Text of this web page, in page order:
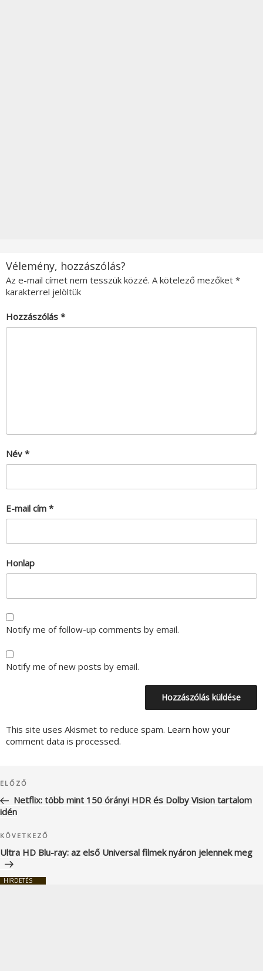
Vélemény, hozzászólás?
Az e-mail címet nem tesszük közzé. A kötelező mezőket *
karakterrel jelöltük
Hozzászólás *
Név *
E-mail cím *
Honlap
Notify me of follow-up comments by email.
Notify me of new posts by email.
This site uses Akismet to reduce spam. Learn how your
comment data is processed.
navigáció
Korábbi
bejegyzés
ELŐZŐ
Netflix: több mint 150 órányi HDR és Dolby Vision tartalom
idén
Következő
bejegyzés
KÖVETKEZŐ
Ultra HD Blu-ray: az első Universal filmek nyáron jelennek meg
HIRDETÉS